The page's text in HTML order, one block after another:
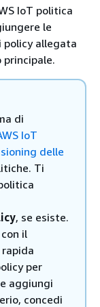
IoT politica
le
policy allegata
di
IoT
delle
Ti
, se esiste.
il
per
aggiungi
concedi